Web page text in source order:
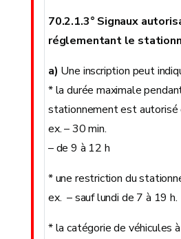
70.2.1.3° Signaux
réglementant le
a) Une inscription peut
* la durée maximale
stationnement est autorisé
ex. – 30 min.
– de 9 à 12 h
* une restriction du
ex. – sauf lundi de 7 à 19 h.
* la catégorie de véhicules